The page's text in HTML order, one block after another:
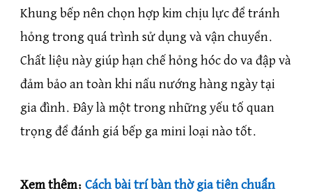
Khung bếp nên chọn hợp kim chịu lực để tránh
hỏng trong quá trình sử dụng và vận chuyển.
Chất liệu này giúp hạn chế hỏng hóc do va đập và
đảm bảo an toàn khi nấu nướng hàng ngày tại
gia đình. Đây là một trong những yếu tố quan
trọng để đánh giá bếp ga mini loại nào tốt.
Xem thêm: Cách bài trí bàn thờ gia tiên chuẩn